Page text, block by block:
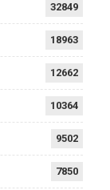
32849
18963
12662
10364
9502
7850